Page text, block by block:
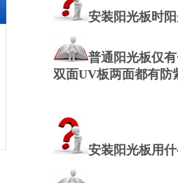
安装阳光板时
普通阳光板仅
双面UV板两面都有防
安装阳光板用